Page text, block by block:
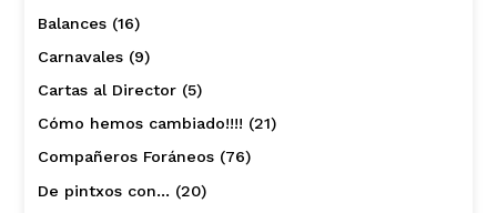
Balances(16)
Carnavales(9)
Cartas al Director(5)
Cómo hemos cambiado!!!! (21)
Compañeros Foráneos(76)
De pintxos con… (20)